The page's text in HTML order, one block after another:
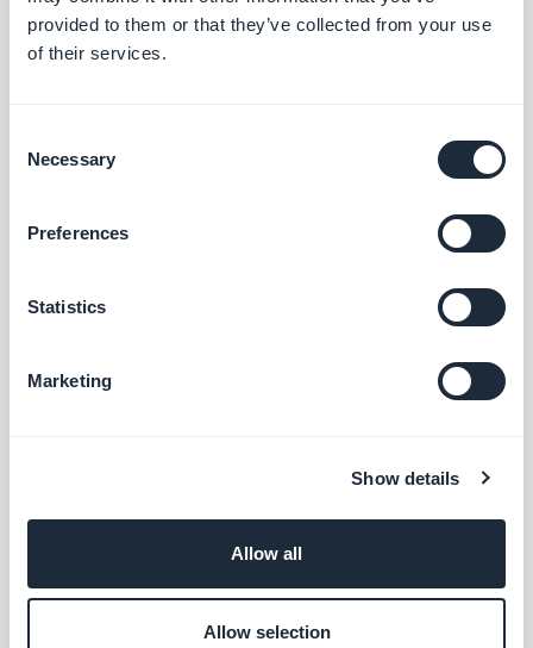
provided to them or that they’ve collected from your use
of their services.
Selection
Necessary
Preferences
Statistics
Marketing
Show details
Allow all
Allow selection
Nom de domaine personnalisé
Renforcez l'identité de votre marque avec
Optimisez le référencement et la visibilité
Boostez la visibilité de votre PWA sur les
métadonnées pour le partage.
Google Sitemap & Search Console